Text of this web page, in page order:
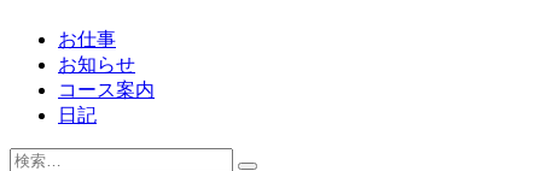
お仕事
お知らせ
コース案内
日記
検